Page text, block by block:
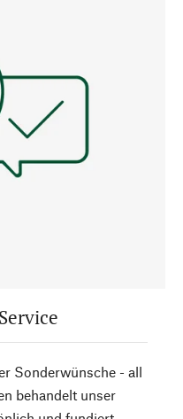
Sonderwünsche - all
behandelt unser